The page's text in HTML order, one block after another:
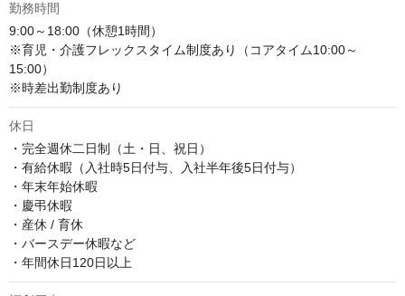
勤務時間
9:00～18:00（休憩1時間）
※育児・介護フレックスタイム制度あり（コアタイム10:00～
15:00）
※時差出勤制度あり
休日
・完全週休二日制（土・日、祝日）
・有給休暇（入社時5日付与、入社半年後5日付与）
・年末年始休暇
・慶弔休暇
・産休 / 育休
・バースデー休暇など
・年間休日120日以上